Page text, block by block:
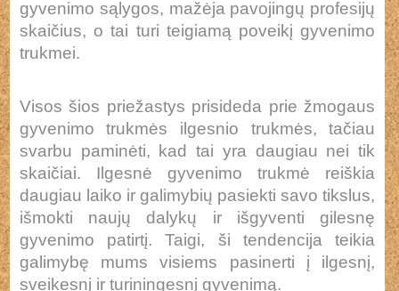
gyvenimo sąlygos, mažėja pavojingų profesijų
skaičius, o tai turi teigiamą poveikį gyvenimo
trukmei.
Visos šios priežastys prisideda prie žmogaus
gyvenimo trukmės ilgesnio trukmės, tačiau
svarbu paminėti, kad tai yra daugiau nei tik
skaičiai. Ilgesnė gyvenimo trukmė reiškia
daugiau laiko ir galimybių pasiekti savo tikslus,
išmokti naujų dalykų ir išgyventi gilesnę
gyvenimo patirtį. Taigi, ši tendencija teikia
galimybę mums visiems pasinerti į ilgesnį,
sveikesnį ir turiningesnį gyvenimą.